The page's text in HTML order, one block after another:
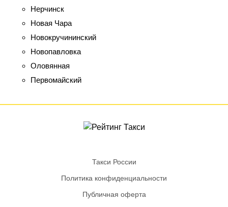
Нерчинск
Новая Чара
Новокручининский
Новопавловка
Оловянная
Первомайский
Такси России
Политика конфиденциальности
Публичная оферта